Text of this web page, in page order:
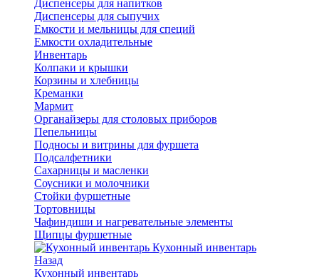
Диспенсеры для напитков
Диспенсеры для сыпучих
Емкости и мельницы для специй
Емкости охладительные
Инвентарь
Колпаки и крышки
Корзины и хлебницы
Креманки
Мармит
Органайзеры для столовых приборов
Пепельницы
Подносы и витрины для фуршета
Подсалфетники
Сахарницы и масленки
Соусники и молочники
Стойки фуршетные
Тортовницы
Чафиндиши и нагревательные элементы
Щипцы фуршетные
Кухонный инвентарь
Назад
Кухонный инвентарь